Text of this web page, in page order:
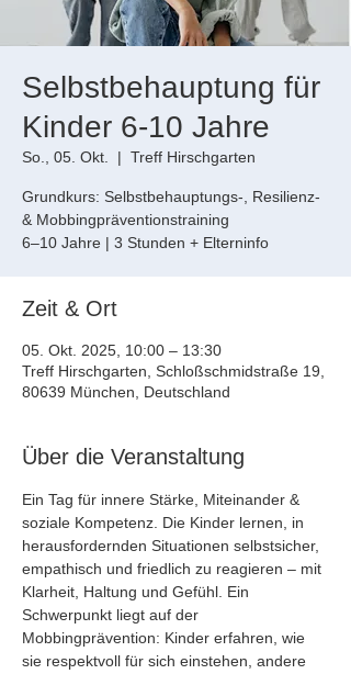
Selbstbehauptung für
Kinder 6-10 Jahre
So., 05. Okt.
  |
Treff Hirschgarten
Grundkurs: Selbstbehauptungs-, Resilienz-
& Mobbingpräventionstraining
Zeit & Ort
05. Okt. 2025, 10:00 – 13:30
Treff Hirschgarten, Schloßschmidstraße 19,
80639 München, Deutschland
Über die Veranstaltung
Ein Tag für innere Stärke, Miteinander &
soziale Kompetenz. Die Kinder lernen, in
herausfordernden Situationen selbstsicher,
empathisch und friedlich zu reagieren – mit
Klarheit, Haltung und Gefühl. Ein
Schwerpunkt liegt auf der
Mobbingprävention: Kinder erfahren, wie
sie respektvoll für sich einstehen, andere